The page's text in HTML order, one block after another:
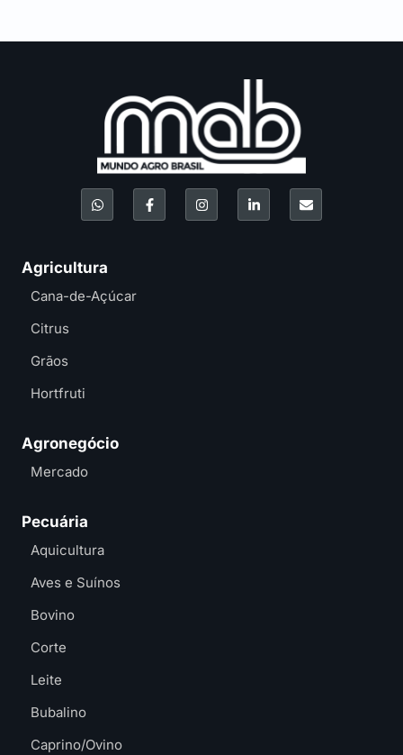
Agricultura
Cana-de-Açúcar
Citrus
Grãos
Hortfruti
Agronegócio
Mercado
Pecuária
Aquicultura
Aves e Suínos
Bovino
Corte
Leite
Bubalino
Caprino/Ovino